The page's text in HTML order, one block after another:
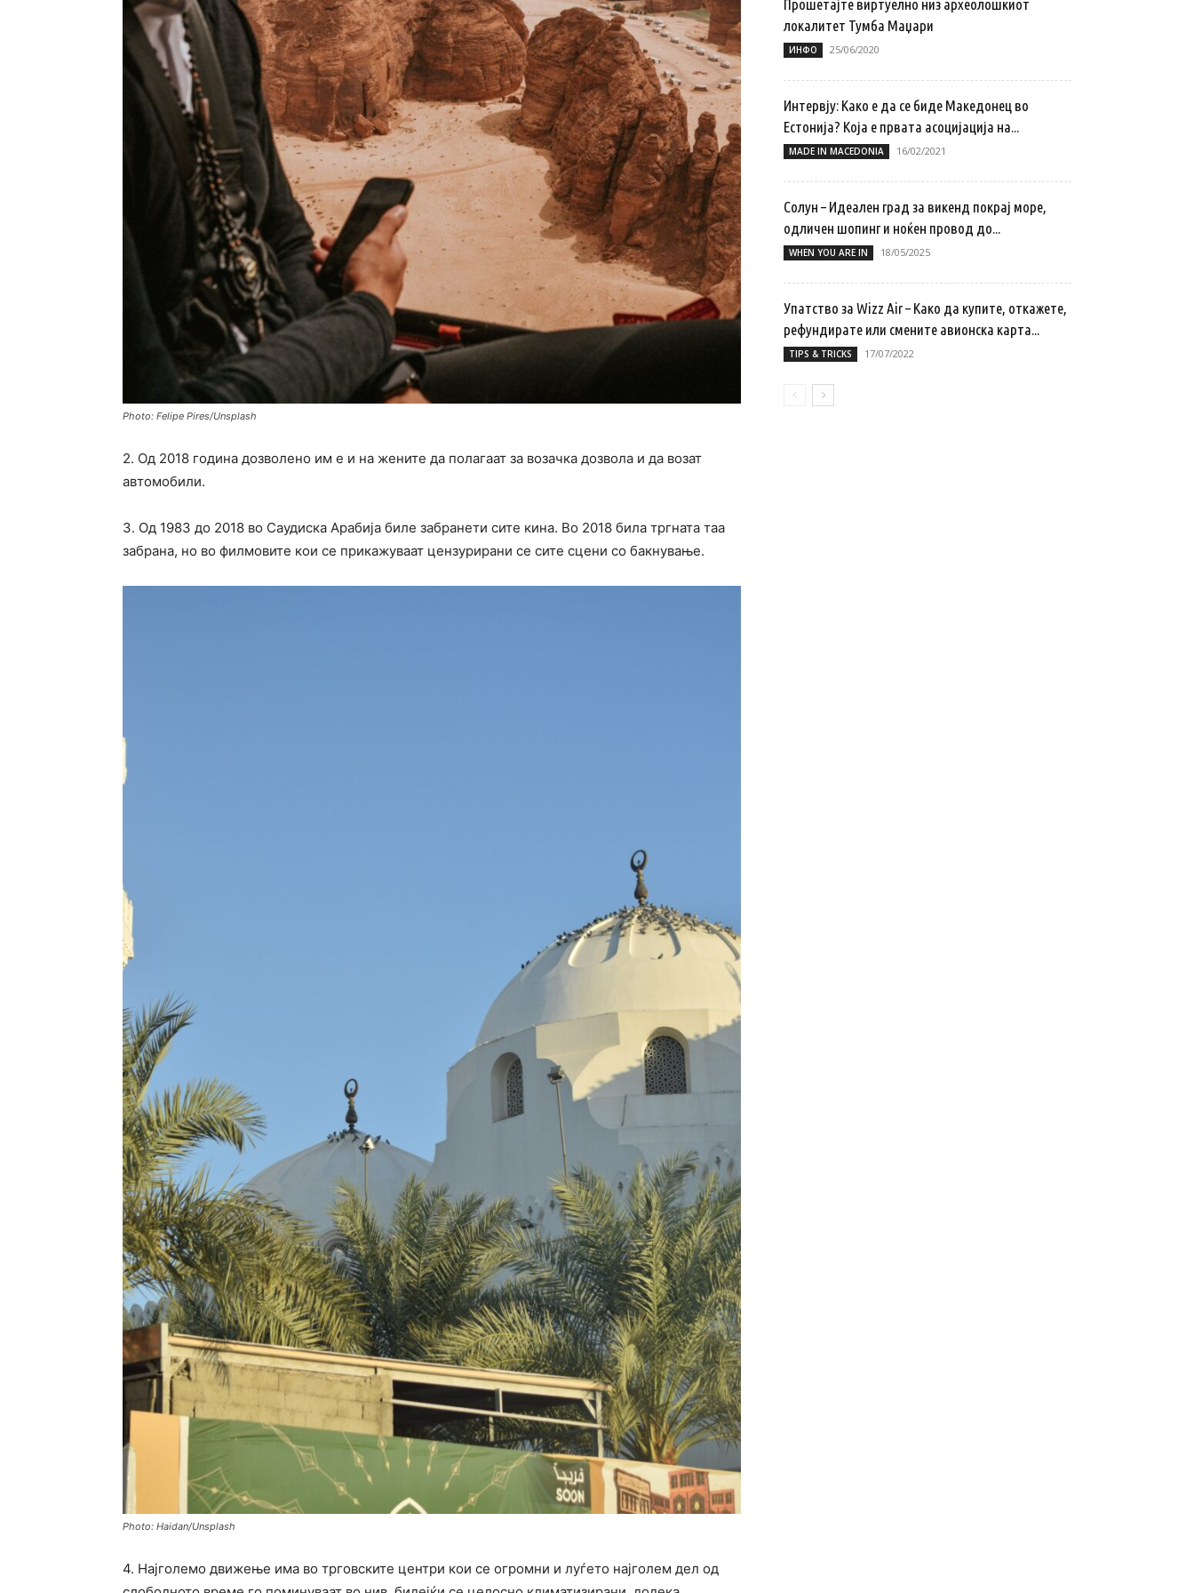
Photo: Felipe Pires/Unsplash
2. Од 2018 година дозволено им е и на жените да полагаат за возачка дозвола и да возат
автомобили.
3. Од 1983 до 2018 во Саудиска Арабија биле забранети сите кина. Во 2018 била тргната таа
забрана, но во филмовите кои се прикажуваат цензурирани се сите сцени со бакнување.
Photo: Haidan/Unsplash
4. Најголемо движење има во трговските центри кои се огромни и луѓето најголем дел од
Прошетајте виртуелно низ археолошкиот
локалитет Тумба Маџари
ИНФО 25/06/2020
Интервју: Како е да се биде Македонец во
Естонија? Која е првата асоцијација на...
MADE IN MACEDONIA 16/02/2021
Солун – Идеален град за викенд покрај море,
одличен шопинг и ноќен провод до...
WHEN YOU ARE IN 18/05/2025
Упатство за Wizz Air – Како да купите, откажете,
рефундирате или смените авионска карта...
TIPS & TRICKS 17/07/2022